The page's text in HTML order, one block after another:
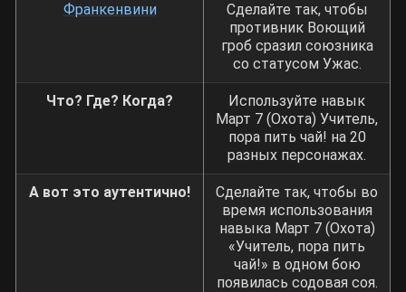
Франкенвини
Сделайте так, чтобы
противник Воющий
гроб сразил союзника
со статусом Ужас.
Что? Где? Когда?
Используйте навык
Март 7 (Охота) Учитель,
пора пить чай! на 20
разных персонажах.
А вот это аутентично!
Сделайте так, чтобы во
время использования
навыка Март 7 (Охота)
«Учитель, пора пить
чай!» в одном бою
появилась содовая соя.